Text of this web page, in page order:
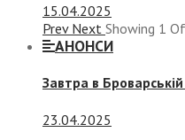
15.04.2025
Prev Next Showing 1 Of
АНОНСИ
Завтра в
23.04.2025